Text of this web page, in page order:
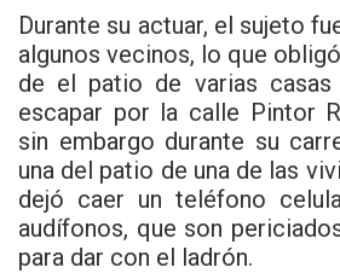
Durante su actuar, el sujeto
algunos vecinos, lo que
de el patio de varias casas
escapar por la calle Pintor
sin embargo durante su
una del patio de una de las
dejó caer un teléfono
audífonos, que son
para dar con el ladrón.